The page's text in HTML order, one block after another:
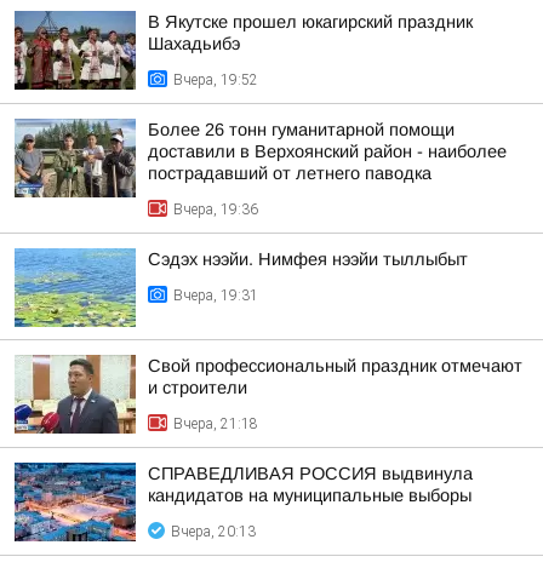
В Якутске прошел юкагирский праздник
Шахадьибэ
Вчера, 19:52
Более 26 тонн гуманитарной помощи
доставили в Верхоянский район - наиболее
пострадавший от летнего паводка
Вчера, 19:36
Сэдэх нээйи. Нимфея нээйи тыллыбыт
Вчера, 19:31
Свой профессиональный праздник отмечают
и строители
Вчера, 21:18
СПРАВЕДЛИВАЯ РОССИЯ выдвинула
кандидатов на муниципальные выборы
Вчера, 20:13